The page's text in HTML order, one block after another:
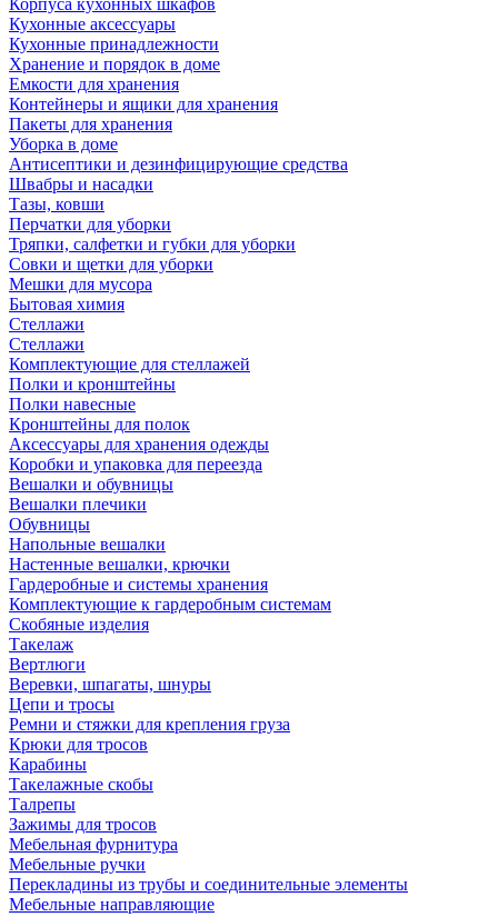
Корпуса кухонных шкафов
Кухонные аксессуары
Кухонные принадлежности
Хранение и порядок в доме
Емкости для хранения
Контейнеры и ящики для хранения
Пакеты для хранения
Уборка в доме
Антисептики и дезинфицирующие средства
Швабры и насадки
Тазы, ковши
Перчатки для уборки
Тряпки, салфетки и губки для уборки
Совки и щетки для уборки
Мешки для мусора
Бытовая химия
Стеллажи
Стеллажи
Комплектующие для стеллажей
Полки и кронштейны
Полки навесные
Кронштейны для полок
Аксессуары для хранения одежды
Коробки и упаковка для переезда
Вешалки и обувницы
Вешалки плечики
Обувницы
Напольные вешалки
Настенные вешалки, крючки
Гардеробные и системы хранения
Комплектующие к гардеробным системам
Скобяные изделия
Такелаж
Вертлюги
Веревки, шпагаты, шнуры
Цепи и тросы
Ремни и стяжки для крепления груза
Крюки для тросов
Карабины
Такелажные скобы
Талрепы
Зажимы для тросов
Мебельная фурнитура
Мебельные ручки
Перекладины из трубы и соединительные элементы
Мебельные направляющие